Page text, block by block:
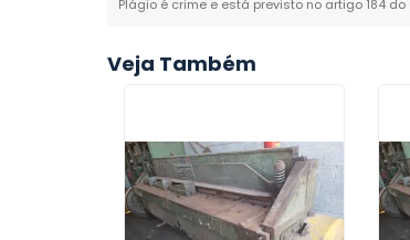
Plágio é crime e está previsto no artigo 184 do
Veja Também